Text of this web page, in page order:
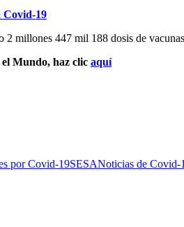
Covid-19
2 millones 447 mil 188 dosis de
el Mundo, haz clic aquí
por Covid-19SESANoticias de Covid-